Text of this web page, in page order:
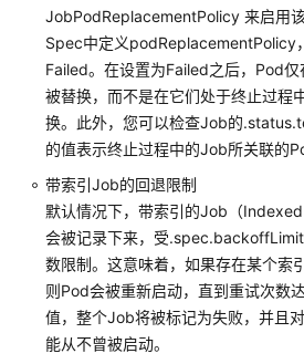
集
群
补
版
本
发
布
记
录
购
CCE
Autopilot
JobPodReplacementPolicy 来启用
Spec中定义podReplacementPolicy
Failed。在设置为Failed之后，Pod
被替换，而不是在它们处于终止过程
换。此外，您可以检查Job的
的值表示终止过程中的Job所关联的
带索引Job的回退限制
默认情况下，带索引的Job（
会被记录下来，受
数限制。这意味着，如果存在某个索
则Pod会被重新启动，直到重试次数
值，整个Job将被标记为失败，并且
能从不曾被启动。